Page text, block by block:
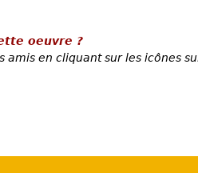
oeuvre ?
amis en cliquant sur les icônes